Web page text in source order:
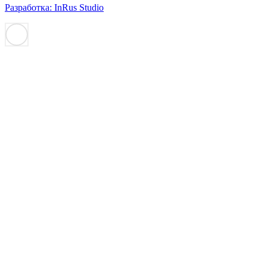
Разработка: InRus Studio